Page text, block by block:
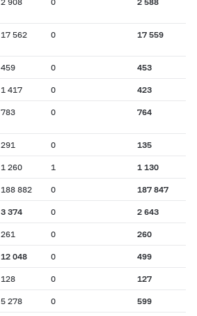
17 562 0 17 559
459 0 453
1 417 0 423
783 0 764
291 0 135
1 260 1 1 130
188 882 0 187 847
3 374 0 2 643
261 0 260
12 048 0 499
128 0 127
5 278 0 599